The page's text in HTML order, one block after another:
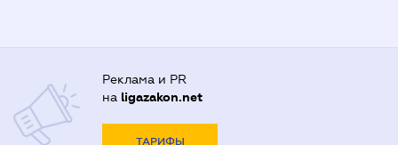
Реклама и PR
на ligazakon.net
ТАРИФЫ